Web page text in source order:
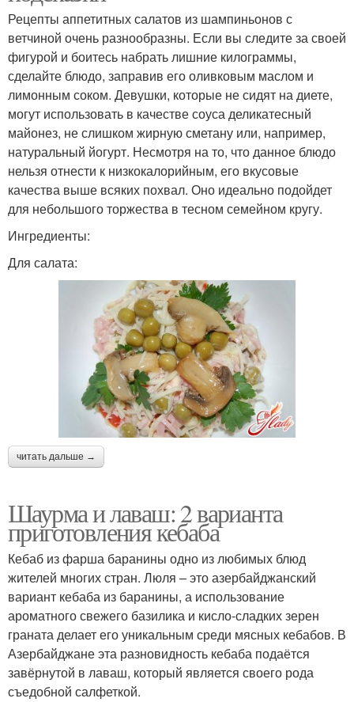
Рецепты аппетитных салатов из шампиньонов с
ветчиной очень разнообразны. Если вы следите за своей
фигурой и боитесь набрать лишние килограммы,
сделайте блюдо, заправив его оливковым маслом и
лимонным соком. Девушки, которые не сидят на диете,
могут использовать в качестве соуса деликатесный
майонез, не слишком жирную сметану или, например,
натуральный йогурт. Несмотря на то, что данное блюдо
нельзя отнести к низкокалорийным, его вкусовые
качества выше всяких похвал. Оно идеально подойдет
для небольшого торжества в тесном семейном кругу.
Ингредиенты:
Для салата:
читать дальше →
Шаурма и лаваш: 2 варианта
приготовления кебаба
Кебаб из фарша баранины одно из любимых блюд
жителей многих стран. Люля – это азербайджанский
вариант кебаба из баранины, а использование
ароматного свежего базилика и кисло-сладких зерен
граната делает его уникальным среди мясных кебабов. В
Азербайджане эта разновидность кебаба подаётся
завёрнутой в лаваш, который является своего рода
съедобной салфеткой.